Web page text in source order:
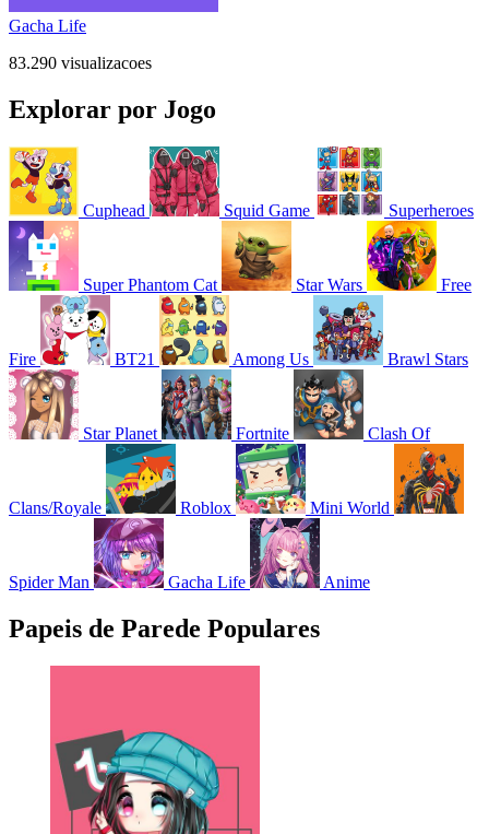
Gacha Life
83.290 visualizacoes
Explorar por Jogo
Cuphead Squid Game Superheroes
Super Phantom Cat Star Wars Free
Fire BT21 Among Us Brawl Stars
Star Planet Fortnite Clash Of
Clans/Royale Roblox Mini World
Spider Man Gacha Life Anime
Papeis de Parede Populares